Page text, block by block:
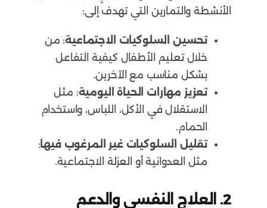
الأنشطة والتمارين التي تهدف إلى:
تحسين السلوكيات الاجتماعية: من
خلال تعليم الأطفال كيفية التفاعل
بشكل مناسب مع الآخرين.
تعزيز مهارات الحياة اليومية: مثل
الاستقلال في الأكل، اللباس، واستخدام
الحمام.
تقليل السلوكيات غير المرغوب فيها :
مثل العدوانية أو العزلة الاجتماعية.
2. العلاج النفسي والدعم